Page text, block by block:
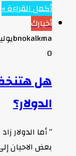
أكمل القراءة »
أخبارك
bnokalkmaيوليو
0
هل
الدولار؟
” أما
بعض الاحيان إلى تخطي